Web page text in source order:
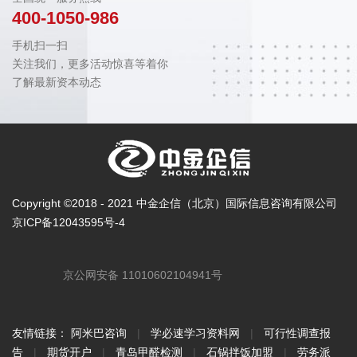
400-1050-986
手机扫一扫
关注我们，更多活动惊喜等着你
了解最新资本动态
Copyright ©2018 - 2021 中金企信（北京）国际信息咨询有限公司
京ICP备12043595号-4
京公网安备 11010602104941号
友情链接： 阿米巴咨询 | 学必速学习资料网 |
可行性调查报
告
| 期货开户 | 青岛甲醛检测 | 石锅拌饭加盟 | 劳务派